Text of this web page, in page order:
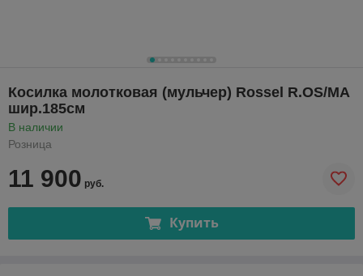
Косилка молотковая (мульчер) Rossel R.OS/MA
шир.185см
В наличии
Розница
11 900 руб.
Купить